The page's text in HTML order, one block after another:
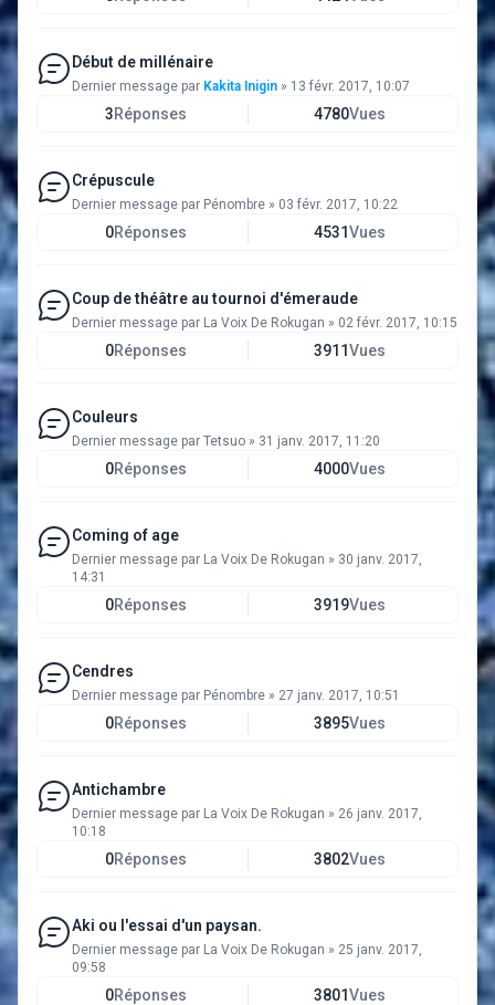
Début de millénaire
Dernier message par Kakita Inigin » 13 févr. 2017, 10:07
3Réponses 4780Vues
Crépuscule
Dernier message par Pénombre » 03 févr. 2017, 10:22
0Réponses 4531Vues
Coup de théâtre au tournoi d'émeraude
Dernier message par La Voix De Rokugan » 02 févr. 2017, 10:15
0Réponses 3911Vues
Couleurs
Dernier message par Tetsuo » 31 janv. 2017, 11:20
0Réponses 4000Vues
Coming of age
Dernier message par La Voix De Rokugan » 30 janv. 2017,
14:31
0Réponses 3919Vues
Cendres
Dernier message par Pénombre » 27 janv. 2017, 10:51
0Réponses 3895Vues
Antichambre
Dernier message par La Voix De Rokugan » 26 janv. 2017,
10:18
0Réponses 3802Vues
Aki ou l'essai d'un paysan.
Dernier message par La Voix De Rokugan » 25 janv. 2017,
09:58
0Réponses 3801Vues